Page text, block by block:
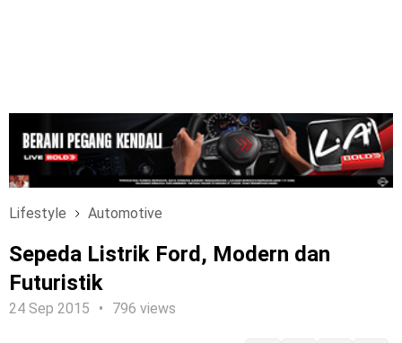
Lifestyle Automotive
Sepeda Listrik Ford, Modern dan
Futuristik
24 Sep 2015 796 views